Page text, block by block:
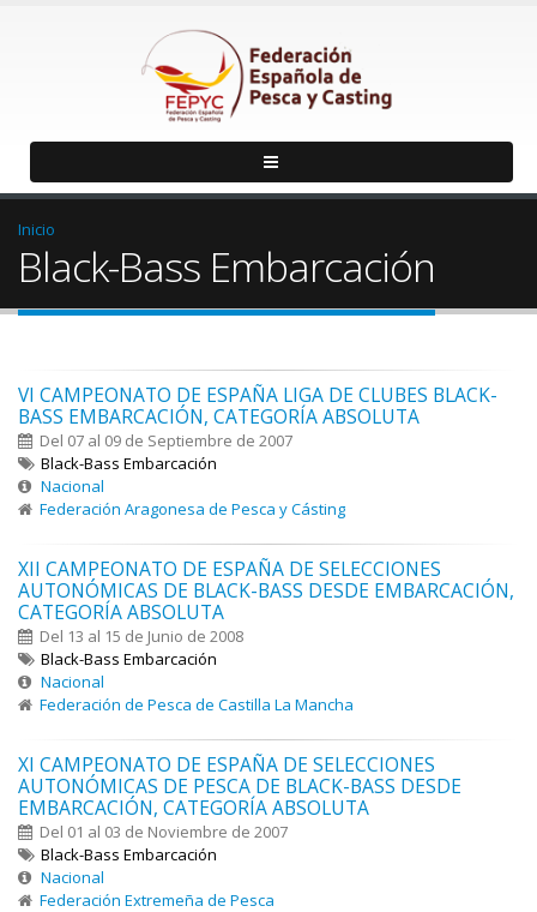
Inicio
Black-Bass Embarcación
VI CAMPEONATO DE ESPAÑA LIGA DE CLUBES BLACK-
BASS EMBARCACIÓN, CATEGORÍA ABSOLUTA
Del 07 al 09 de Septiembre de 2007
Black-Bass Embarcación
Nacional
Federación Aragonesa de Pesca y Cásting
XII CAMPEONATO DE ESPAÑA DE SELECCIONES
AUTONÓMICAS DE BLACK-BASS DESDE EMBARCACIÓN,
CATEGORÍA ABSOLUTA
Del 13 al 15 de Junio de 2008
Black-Bass Embarcación
Nacional
Federación de Pesca de Castilla La Mancha
XI CAMPEONATO DE ESPAÑA DE SELECCIONES
AUTONÓMICAS DE PESCA DE BLACK-BASS DESDE
EMBARCACIÓN, CATEGORÍA ABSOLUTA
Del 01 al 03 de Noviembre de 2007
Black-Bass Embarcación
Nacional
Federación Extremeña de Pesca